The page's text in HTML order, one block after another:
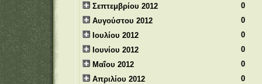
Σεπτεμβρίου 2012
0
Αυγούστου 2012
0
Ιουλίου 2012
0
Ιουνίου 2012
0
Μαΐου 2012
0
Απριλίου 2012
0